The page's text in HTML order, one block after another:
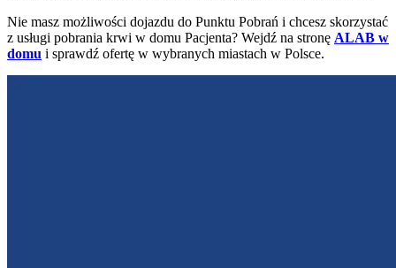
Nie masz możliwości dojazdu do Punktu Pobrań i chcesz skorzystać
z usługi pobrania krwi w domu Pacjenta? Wejdź na stronę ALAB w
domu i sprawdź ofertę w wybranych miastach w Polsce.